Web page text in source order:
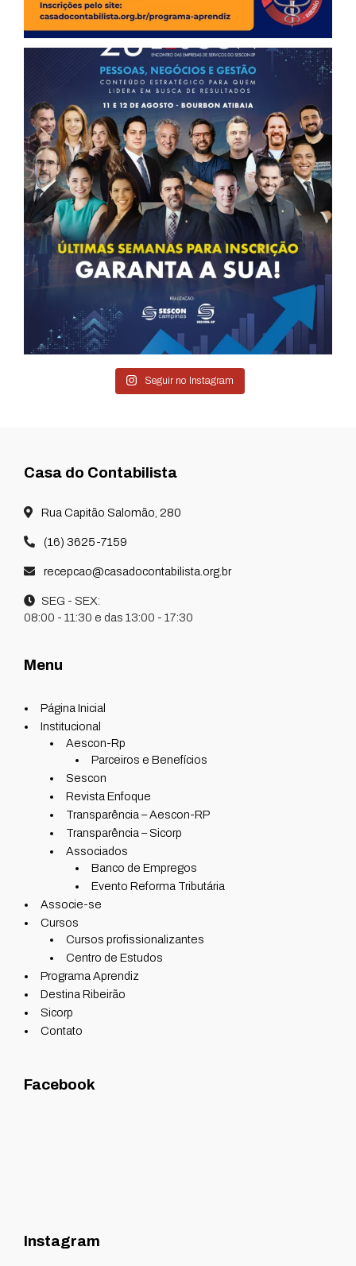
Seguir no Instagram
Casa do Contabilista
Rua Capitão Salomão, 280
(16) 3625-7159
recepcao@casadocontabilista.org.br
SEG - SEX:
08:00 - 11:30 e das 13:00 - 17:30
Menu
Página Inicial
Institucional
Aescon-Rp
Parceiros e Benefícios
Sescon
Revista Enfoque
Transparência – Aescon-RP
Transparência – Sicorp
Associados
Banco de Empregos
Evento Reforma Tributária
Associe-se
Cursos
Cursos profissionalizantes
Centro de Estudos
Programa Aprendiz
Destina Ribeirão
Sicorp
Contato
Facebook
Instagram